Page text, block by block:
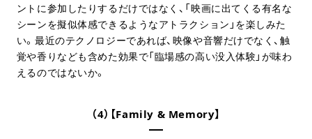
ントに参加したりするだけではなく、「映画に出てくる有名な
シーンを擬似体感できるようなアトラクション」を楽しみた
い。最近のテクノロジーであれば、映像や音響だけでなく、触
覚や香りなども含めた効果で「臨場感の高い没入体験」が味わ
えるのではないか。
（4）【Family & Memory】